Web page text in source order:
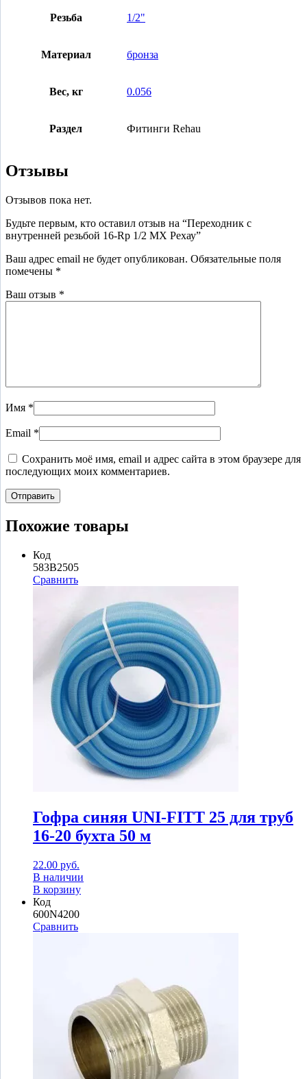
Резьба 1/2"
Материал бронза
Вес, кг 0.056
Раздел Фитинги Rehau
Отзывы
Отзывов пока нет.
Будьте первым, кто оставил отзыв на “Переходник с
внутренней резьбой 16-Rp 1/2 MX Рехау”
Ваш адрес email не будет опубликован. Обязательные поля
помечены *
Ваш отзыв *
Имя *
Email *
Сохранить моё имя, email и адрес сайта в этом браузере для
последующих моих комментариев.
Похожие товары
Код
583B2505
Сравнить
Гофра синяя UNI-FITT 25 для труб
16-20 бухта 50 м
22.00 руб.
В наличии
В корзину
Код
600N4200
Сравнить